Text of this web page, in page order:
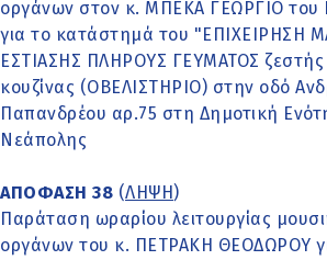
οργάνων στον κ. ΜΠΕΚΑ ΓΕΩΡΓΙΟ του
για το κατάστημά του "ΕΠΙΧΕΙΡΗΣΗ
ΕΣΤΙΑΣΗΣ ΠΛΗΡΟΥΣ ΓΕΥΜΑΤΟΣ ζεστής
κουζίνας (ΟΒΕΛΙΣΤΗΡΙΟ) στην οδό
Παπανδρέου αρ.75 στη Δημοτική
Νεάπολης
ΑΠΟΦΑΣΗ 38 (ΛΗΨΗ )
Παράταση ωραρίου λειτουργίας
οργάνων του κ. ΠΕΤΡΑΚΗ ΘΕΟΔΩΡΟΥ